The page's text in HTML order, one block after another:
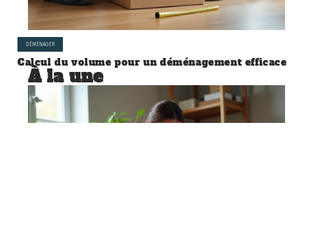
DÉMÉNAGER
Calcul du volume pour un déménagement efficace
À la une